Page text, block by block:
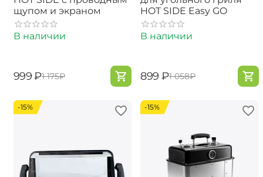
щупом и экраном
В наличии
‍999‍ ₽‍1 175‍₽
HOT SIDE Easy GO
В наличии
‍899‍ ₽‍1 058‍₽
-15% -15%